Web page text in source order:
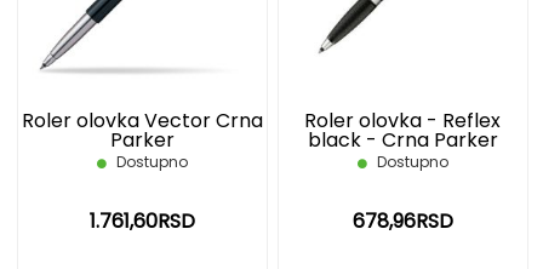
Roler olovka Vector Crna
Parker
Dostupno
1.761,60RSD
Roler olovka - Reflex
black - Crna Parker
Dostupno
678,96RSD